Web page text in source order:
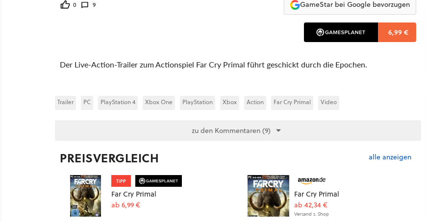
0 9 GameStar bei Google bevorzugen
6,99 €
Der Live-Action-Trailer zum Actionspiel Far Cry Primal führt geschickt durch die Epochen.
Trailer PC PlayStation 4 Xbox One PlayStation Xbox Action Far Cry Primal Video
zu den Kommentaren (9)
PREISVERGLEICH alle anzeigen
TIPP
Far Cry Primal
ab 6,99 €
Far Cry Primal
ab 42,34 €
Versand s. Shop